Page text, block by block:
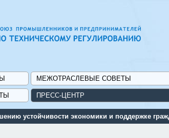
МЕЖОТРАСЛЕВЫЕ СОВЕТЫ
ПРЕСС-ЦЕНТР
устойчивости экономики и поддержке